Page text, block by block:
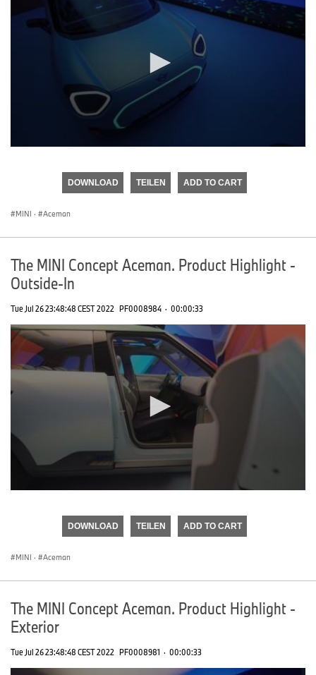
DOWNLOAD TEILEN ADD TO CART
MINI · Aceman
The MINI Concept Aceman. Product Highlight -
Outside-In
Tue Jul 26 23:48:48 CEST 2022 PF0008984 · 00:00:33
DOWNLOAD TEILEN ADD TO CART
MINI · Aceman
The MINI Concept Aceman. Product Highlight -
Exterior
Tue Jul 26 23:48:48 CEST 2022 PF0008981 · 00:00:33